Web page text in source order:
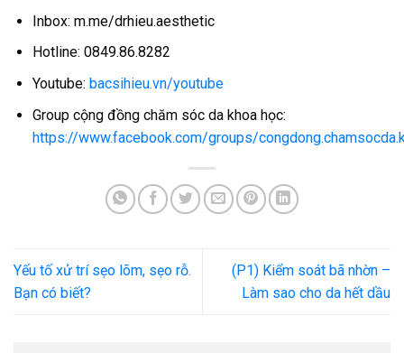
Inbox: m.me/drhieu.aesthetic
Hotline: 0849.86.8282
Youtube: bacsihieu.vn/youtube
Group cộng đồng chăm sóc da khoa học:
https://www.facebook.com/groups/
Yếu tố xử trí sẹo lõm, sẹo rỗ.
Bạn có biết?
(P1) Kiểm soát bã nhờn –
Làm sao cho da hết dầu